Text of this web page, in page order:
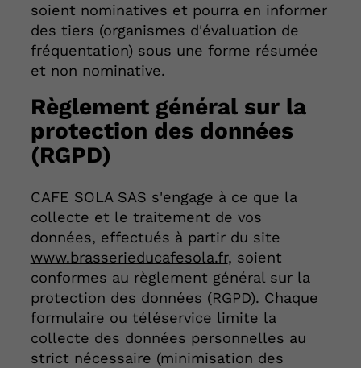
soient nominatives et pourra en informer
des tiers (organismes d'évaluation de
fréquentation) sous une forme résumée
et non nominative.
Règlement général sur la
protection des données
(RGPD)
CAFE SOLA SAS s'engage à ce que la
collecte et le traitement de vos
données, effectués à partir du site
www.brasserieducafesola.fr, soient
conformes au règlement général sur la
protection des données (RGPD). Chaque
formulaire ou téléservice limite la
collecte des données personnelles au
strict nécessaire (minimisation des